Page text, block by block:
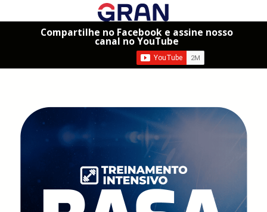
Compartilhe no Facebook e assine nosso
canal no YouTube